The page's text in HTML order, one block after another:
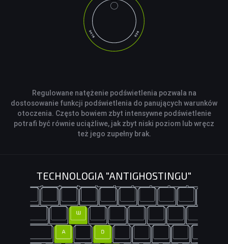
Regulowane natężenie podświetlenia pozwala na
dostosowanie funkcji podświetlenia do panujących warunków
otoczenia. Często bowiem zbyt intensywne podświetlenie
potrafi być równie uciążliwe, jak zbyt niski poziom lub wręcz
też jego zupełny brak.
TECHNOLOGIA "ANTIGHOSTINGU"